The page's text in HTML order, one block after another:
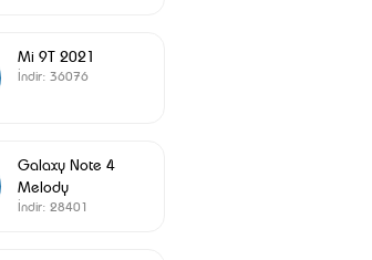
Mi 9T 2021
İndir: 36076
Galaxy Note 4
Melody
İndir: 28401